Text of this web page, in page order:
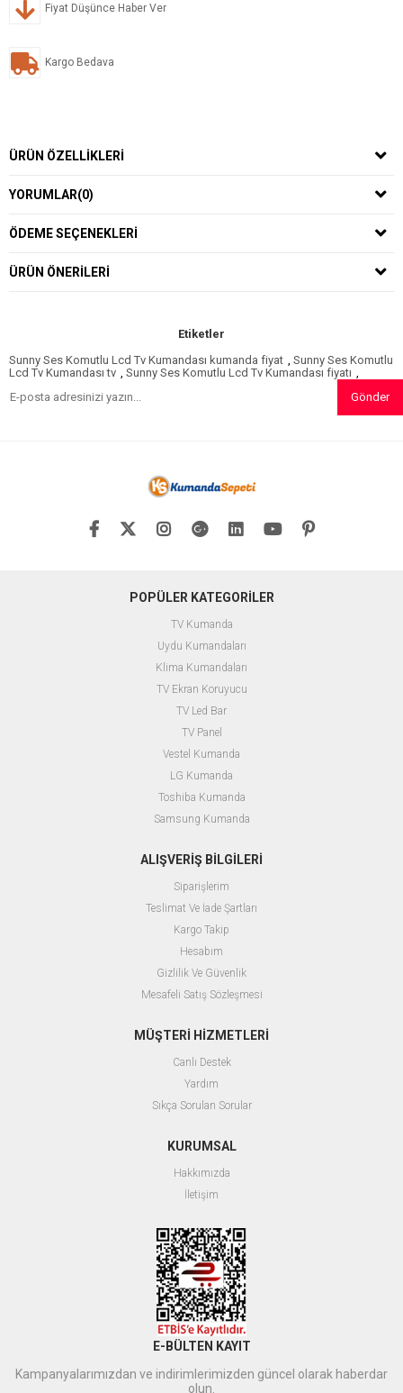
Fiyat Düşünce Haber Ver
Kargo Bedava
ÜRÜN ÖZELLIKLERI
YORUMLAR(0)
ÖDEME SEÇENEKLERI
ÜRÜN ÖNERILERI
Etiketler
Sunny Ses Komutlu Lcd Tv Kumandası kumanda fiyat
Sunny Ses Komutlu
Lcd Tv Kumandası tv
Sunny Ses Komutlu Lcd Tv Kumandası fiyatı
Gönder
POPÜLER KATEGORİLER
TV Kumanda
Uydu Kumandaları
Klima Kumandaları
TV Ekran Koruyucu
TV Led Bar
TV Panel
Vestel Kumanda
LG Kumanda
Toshiba Kumanda
Samsung Kumanda
ALIŞVERİŞ BİLGİLERİ
Siparişlerim
Teslimat Ve İade Şartları
Kargo Takip
Hesabım
Gizlilik Ve Güvenlik
Mesafeli Satış Sözleşmesi
MÜŞTERİ HİZMETLERİ
Canlı Destek
Yardım
Sıkça Sorulan Sorular
KURUMSAL
Hakkımızda
İletişim
E-BÜLTEN KAYIT
Kampanyalarımızdan ve indirimlerimizden güncel olarak haberdar
olun.